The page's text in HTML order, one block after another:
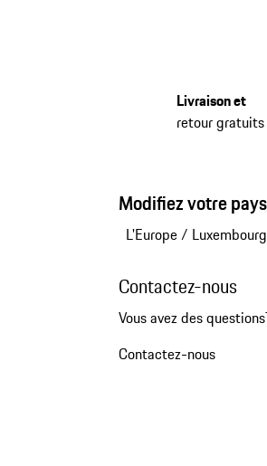
Livraison et
retour gratuits
Modifiez votre
L'Europe/
Contactez-nous
Vous avez des
Contactez-nous